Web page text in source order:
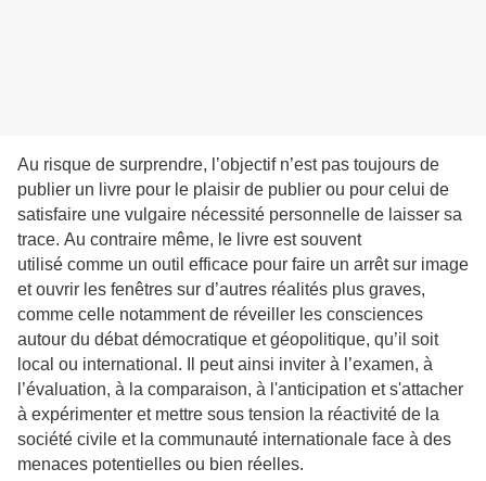
Au risque de surprendre, l’objectif n’est pas toujours de
publier un livre pour le plaisir de publier ou pour celui de
satisfaire une vulgaire nécessité personnelle de laisser sa
trace. Au contraire même, le livre est souvent
utilisé comme un outil efficace pour faire un arrêt sur image
et ouvrir les fenêtres sur d’autres réalités plus graves,
comme celle notamment de réveiller les consciences
autour du débat démocratique et géopolitique, qu’il soit
local ou international.
Il peut ainsi inviter à l’examen, à
l’évaluation, à la comparaison, à l'anticipation et s'attacher
à expérimenter et mettre sous tension la réactivité de la
société civile et la communauté internationale face à des
menaces potentielles ou bien réelles.